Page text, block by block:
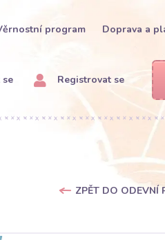
program Doprava a
Registrovat se
ZPĚT DO ODEVNÍ